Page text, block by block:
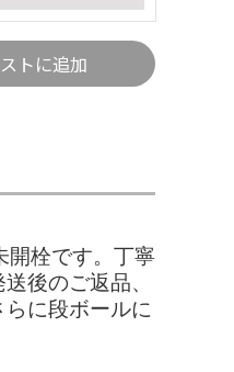
トに追加
開栓です。丁寧
後のご返品、
に段ボールに